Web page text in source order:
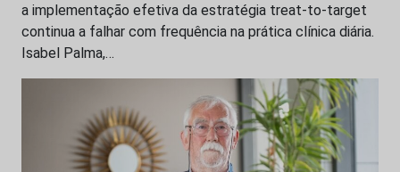
a implementação efetiva da estratégia treat-to-target
continua a falhar com frequência na prática clínica diária.
Isabel Palma,…